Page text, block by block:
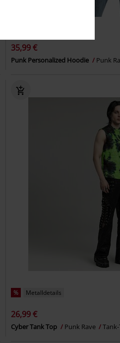
35,99 €
Punk Personalized Hoodie Punk
% Metalldetails
26,99 €
Cyber Tank Top Punk Rave